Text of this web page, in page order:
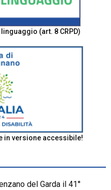
(art. 8 CRPD)
in versione accessibile!
del Garda il 41°